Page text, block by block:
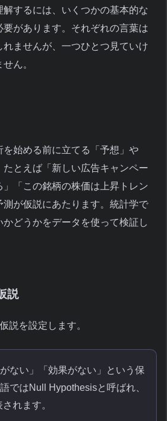
するには、いくつかの基本的な
要があります。それぞれの言葉は
ませんが、一つひとつ見ていけ
ん。
を始める前に立てる「予想」や
たとえば「新しい広告キャンペー
」「この銘柄の株価は上昇トレン
測が仮説にあたります。統計学で
どうかをデータを使って検証し
説
説を設定します。
がない」「効果がない」という保
ではNull Hypothesisと呼ばれ、
れます。